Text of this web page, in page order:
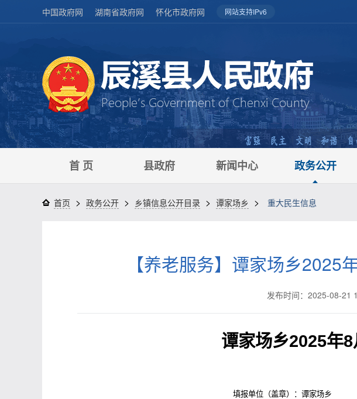
中国政府网 湖南省政府网 怀化市政府网 网站支持IPv6
首 页 县政府 新闻中心 政务公开
首页 > 政务公开 > 乡镇信息公开目录 > 谭家场乡 > 重大民生信息
【养老服务】谭家场乡
发布时间：2025-08-21
谭家场乡2025年
填报单位（盖章）：谭家场乡